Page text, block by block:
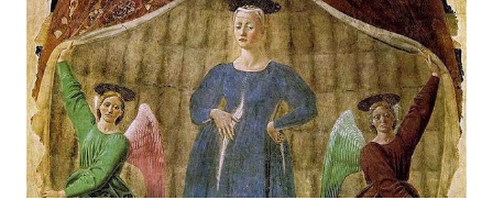
le eccellenze vitivinicole della regione in Austria, un
mercato dove il potenziale di crescita è ancora molto alto,
assistendo i produttori nella creazione di contatti
commerciali con gli operatori locali. Gli organizzatori
dell’evento, Christian Bauer, austriaco ed esperto di vini e
conoscitore dei mercati di lingua tedes...